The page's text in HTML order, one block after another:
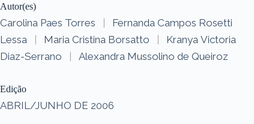
Autor(es)
Carolina Paes Torres |
Fernanda Campos Rosetti
Lessa
| Maria Cristina Borsatto |
Kranya Victoria
Diaz-Serrano
| Alexandra Mussolino de Queiroz
Edição
ABRIL/JUNHO DE 2006